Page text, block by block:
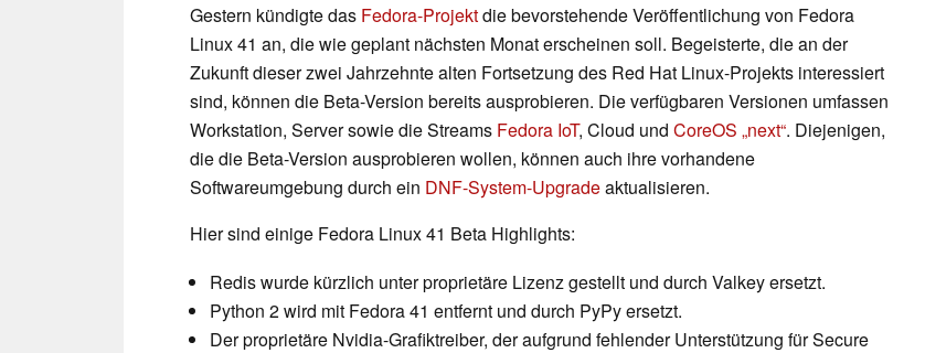
Gestern kündigte das Fedora-Projektdie bevorstehende Veröffentlichung von Fedora
Linux 41 an, die wie geplant nächsten Monat erscheinen soll. Begeisterte, die an der
Zukunft dieser zwei Jahrzehnte alten Fortsetzung des Red Hat Linux-Projekts interessiert
sind, können die Beta-Version bereits ausprobieren. Die verfügbaren Versionen umfassen
Workstation, Server sowie die Streams Fedora IoT, Cloud und CoreOS „next“. Diejenigen,
die die Beta-Version ausprobieren wollen, können auch ihre vorhandene
Softwareumgebung durch ein DNF-System-Upgradeaktualisieren.
Hier sind einige Fedora Linux 41 Beta Highlights:
Redis wurde kürzlich unter proprietäre Lizenz gestellt und durch Valkey ersetzt.
Python 2 wird mit Fedora 41 entfernt und durch PyPy ersetzt.
Der proprietäre Nvidia-Grafiktreiber, der aufgrund fehlender Unterstützung für Secure